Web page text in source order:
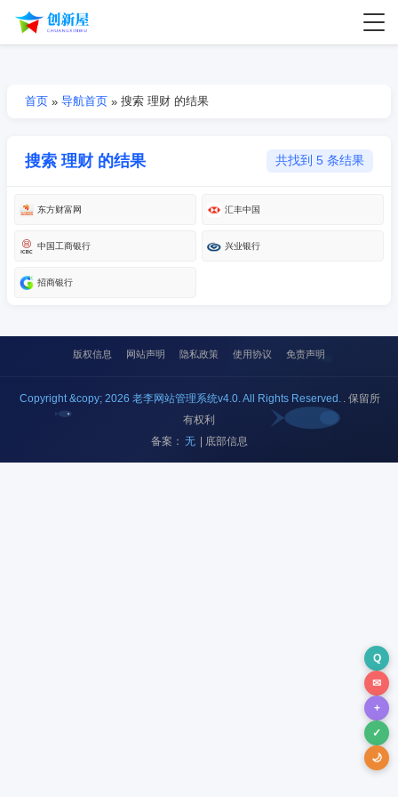
首页 » 导航首页 » 搜索 理财 的结果
搜索 理财 的结果 共找到 5 条结果
东方财富网 汇丰中国
中国工商银行 兴业银行
招商银行
Q
✉
+
✓
🌙
版权信息 网站声明 隐私政策 使用协议 免责声明
Copyright &copy; 2026 老李网站管理系统v4.0. All Rights Reserved. . 保留所
有权利
备案： 无 | 底部信息